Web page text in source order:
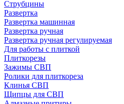
Струбцины
Развертка
Развертка машинная
Развертка ручная
Развертка ручная регулируемая
Для работы с плиткой
Плиткорезы
Зажимы СВП
Ролики для плиткореза
Клинья СВП
Щипцы для СВП